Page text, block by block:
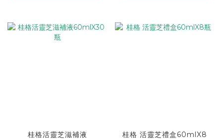
桂格活靈芝滋補液
桂格 活靈芝禮盒60mlX8